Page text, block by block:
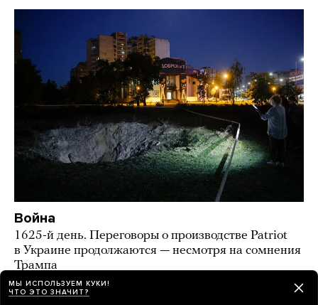
Война
1625-й день. Переговоры о производстве Patriot
в Украине продолжаются — несмотря на сомнения
Трампа
НОВОСТИ 9 часов назад
МЫ ИСПОЛЬЗУЕМ КУКИ!
ЧТО ЭТО ЗНАЧИТ?